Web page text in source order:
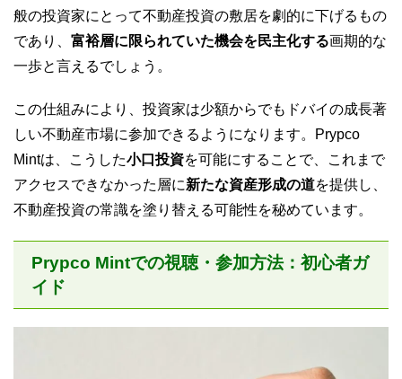
般の投資家にとって不動産投資の敷居を劇的に下げるもの
であり、 富裕層に限られていた機会を民主化する画期的な
一歩と言えるでしょう。
この仕組みにより、投資家は少額からでもドバイの成長著
しい不動産市場に参加できるようになります。Prypco
Mintは、こうした小口投資を可能にすることで、これまで
アクセスできなかった層に新たな資産形成の道を提供し、
不動産投資の常識を塗り替える可能性を秘めています。
Prypco Mintでの視聴・参加方法：初心者ガ
イド